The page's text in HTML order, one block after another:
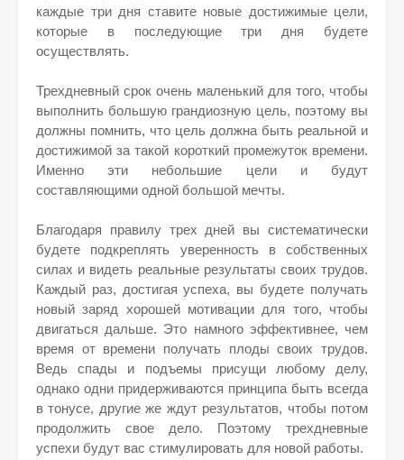
каждые три дня ставите новые достижимые цели,
которые в последующие три дня будете
осуществлять.
Трехдневный срок очень маленький для того, чтобы
выполнить большую грандиозную цель, поэтому вы
должны помнить, что цель должна быть реальной и
достижимой за такой короткий промежуток времени.
Именно эти небольшие цели и будут
составляющими одной большой мечты.
Благодаря правилу трех дней вы систематически
будете подкреплять уверенность в собственных
силах и видеть реальные результаты своих трудов.
Каждый раз, достигая успеха, вы будете получать
новый заряд хорошей мотивации для того, чтобы
двигаться дальше. Это намного эффективнее, чем
время от времени получать плоды своих трудов.
Ведь спады и подъемы присущи любому делу,
однако одни придерживаются принципа быть всегда
в тонусе, другие же ждут результатов, чтобы потом
продолжить свое дело. Поэтому трехдневные
успехи будут вас стимулировать для новой работы.